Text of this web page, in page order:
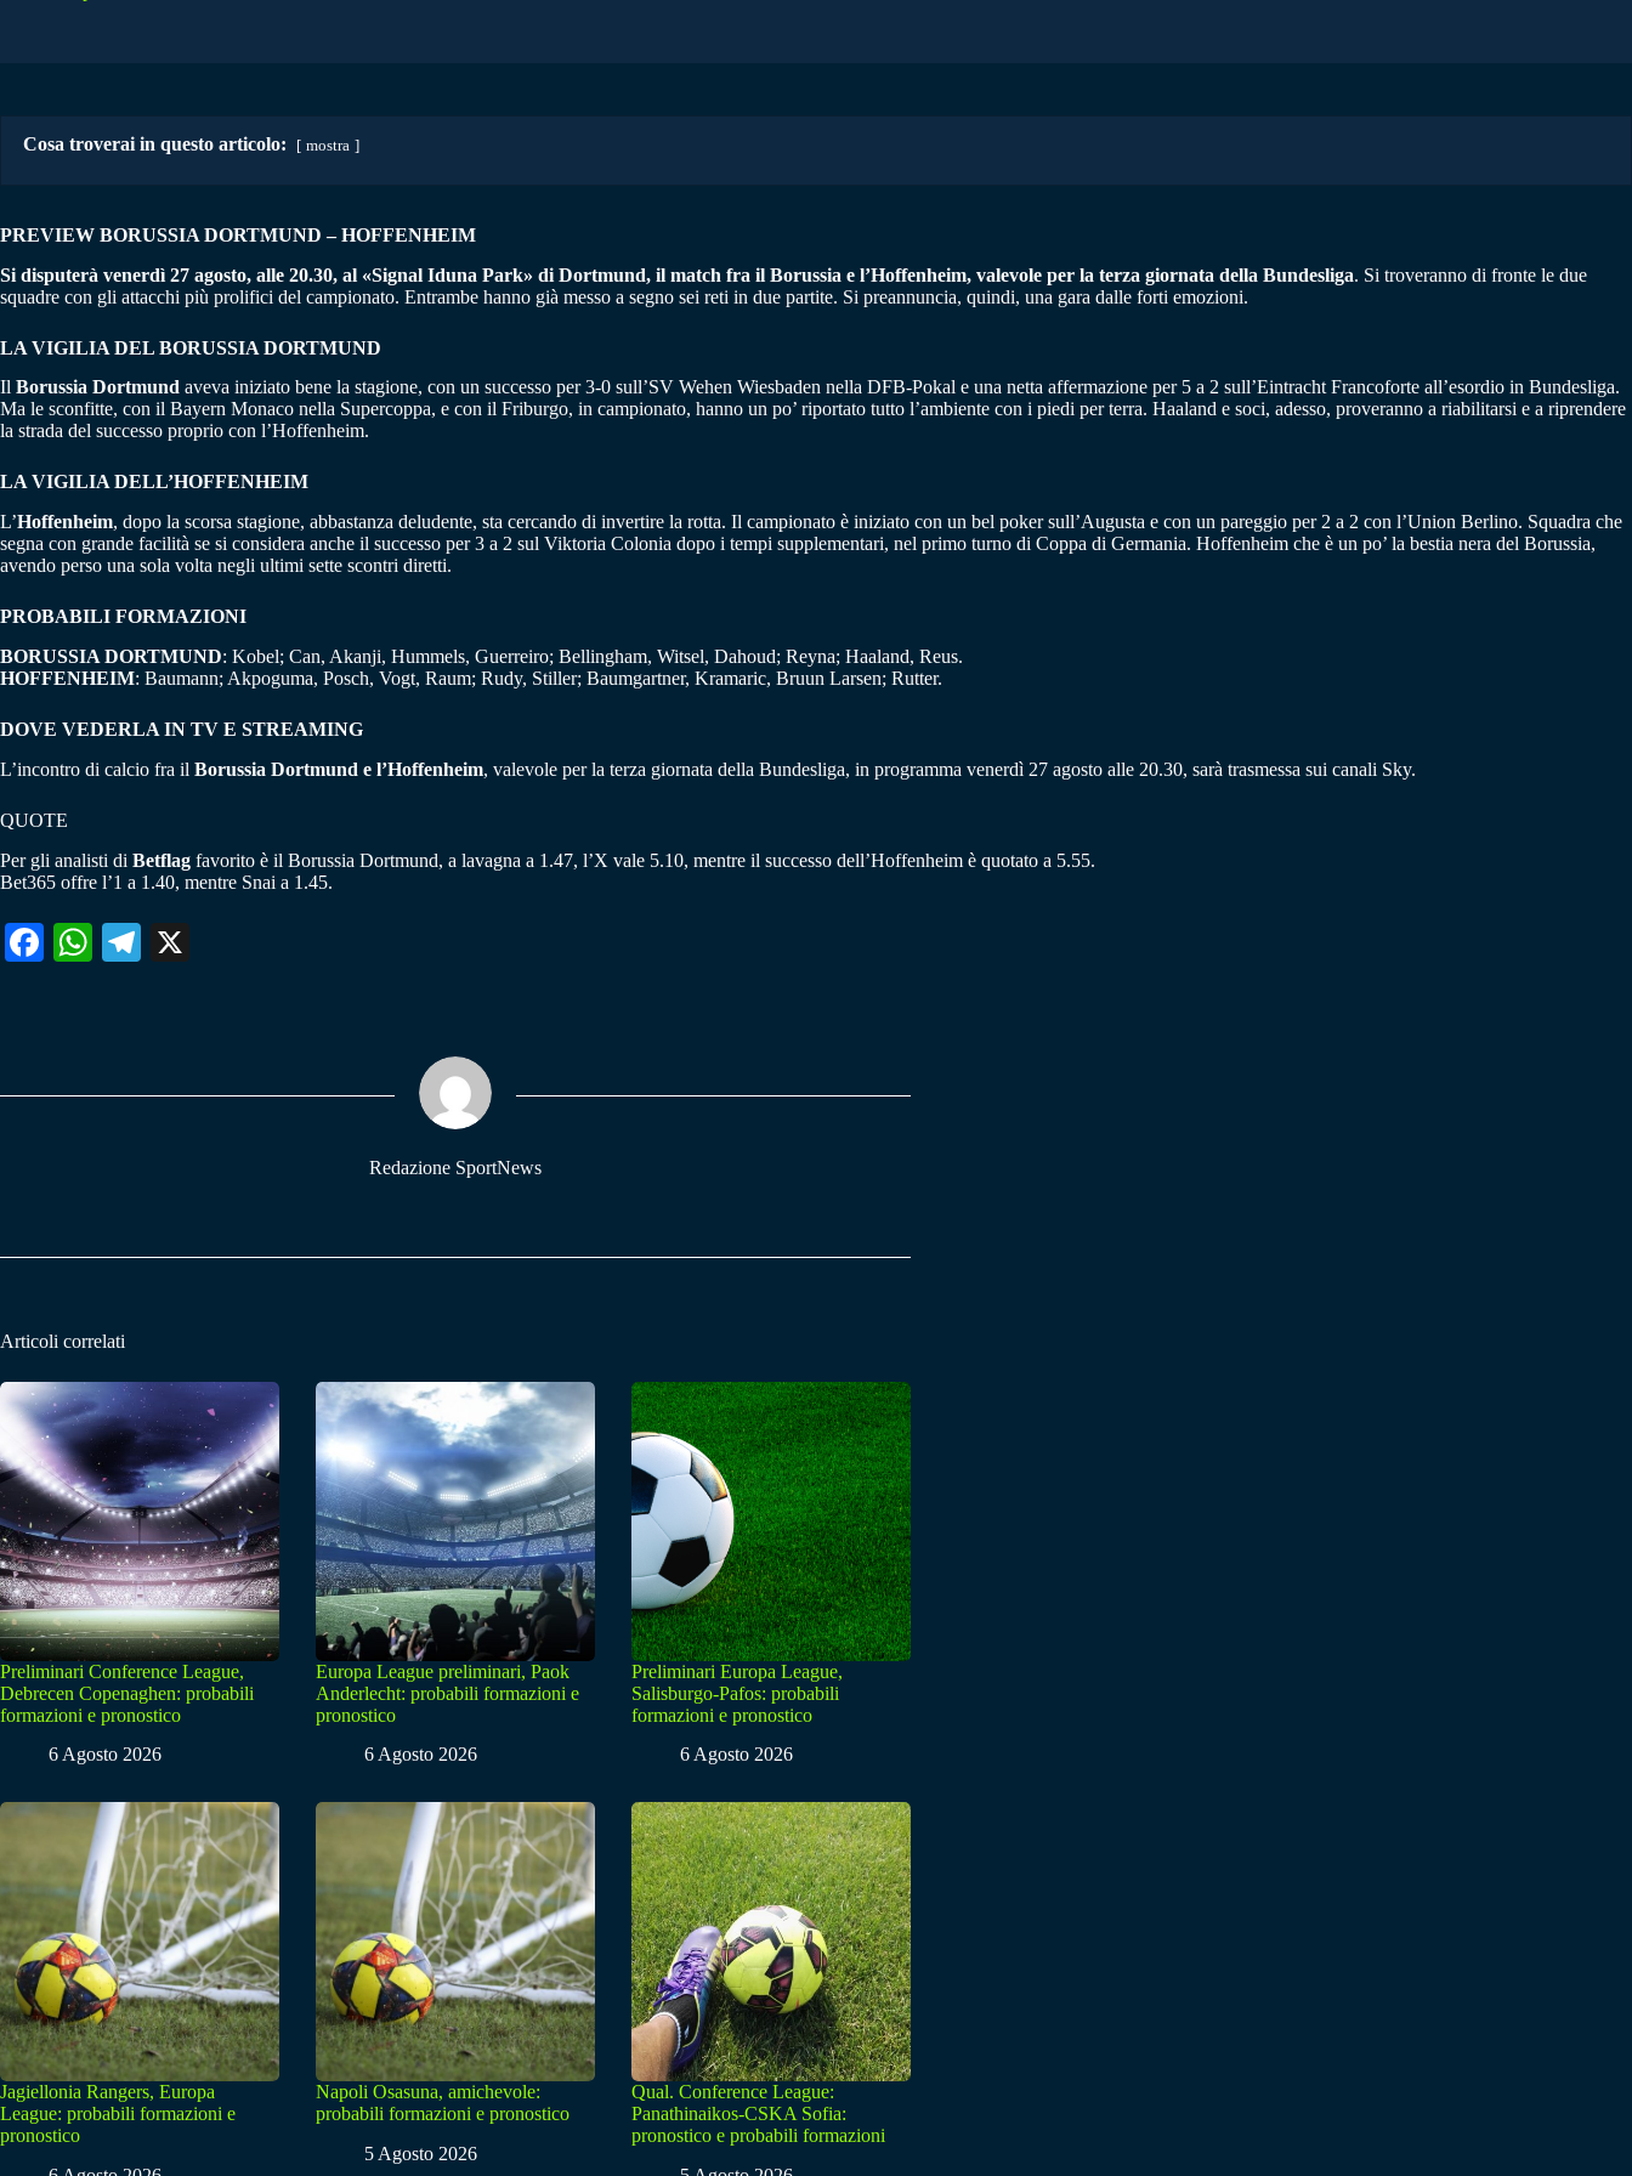
Cosa troverai in questo articolo: mostra
PREVIEW BORUSSIA DORTMUND – HOFFENHEIM
Si disputerà venerdì 27 agosto, alle 20.30, al «Signal Iduna Park» di Dortmund, il match fra il Borussia e l’Hoffenheim, valevole per la terza giornata della Bundesliga. Si troveranno di fronte le due
squadre con gli attacchi più prolifici del campionato. Entrambe hanno già messo a segno sei reti in due partite. Si preannuncia, quindi, una gara dalle forti emozioni.
LA VIGILIA DEL BORUSSIA DORTMUND
Il Borussia Dortmund aveva iniziato bene la stagione, con un successo per 3-0 sull’SV Wehen Wiesbaden nella DFB-Pokal e una netta affermazione per 5 a 2 sull’Eintracht Francoforte all’esordio in Bundesliga.
Ma le sconfitte, con il Bayern Monaco nella Supercoppa, e con il Friburgo, in campionato, hanno un po’ riportato tutto l’ambiente con i piedi per terra. Haaland e soci, adesso, proveranno a riabilitarsi e a riprendere
la strada del successo proprio con l’Hoffenheim.
LA VIGILIA DELL’HOFFENHEIM
L’Hoffenheim, dopo la scorsa stagione, abbastanza deludente, sta cercando di invertire la rotta. Il campionato è iniziato con un bel poker sull’Augusta e con un pareggio per 2 a 2 con l’Union Berlino. Squadra che
segna con grande facilità se si considera anche il successo per 3 a 2 sul Viktoria Colonia dopo i tempi supplementari, nel primo turno di Coppa di Germania. Hoffenheim che è un po’ la bestia nera del Borussia,
avendo perso una sola volta negli ultimi sette scontri diretti.
PROBABILI FORMAZIONI
BORUSSIA DORTMUND: Kobel; Can, Akanji, Hummels, Guerreiro; Bellingham, Witsel, Dahoud; Reyna; Haaland, Reus.
HOFFENHEIM: Baumann; Akpoguma, Posch, Vogt, Raum; Rudy, Stiller; Baumgartner, Kramaric, Bruun Larsen; Rutter.
DOVE VEDERLA IN TV E STREAMING
L’incontro di calcio fra il Borussia Dortmund e l’Hoffenheim, valevole per la terza giornata della Bundesliga, in programma venerdì 27 agosto alle 20.30, sarà trasmessa sui canali Sky.
QUOTE
Per gli analisti di Betflag favorito è il Borussia Dortmund, a lavagna a 1.47, l’X vale 5.10, mentre il successo dell’Hoffenheim è quotato a 5.55.
Bet365 offre l’1 a 1.40, mentre Snai a 1.45.
Fa W
pp
Te
m
Redazione SportNews
Articoli correlati
Preliminari Conference League,
Debrecen Copenaghen: probabili
formazioni e pronostico
6 Agosto 2026
Europa League preliminari, Paok
Anderlecht: probabili formazioni e
pronostico
6 Agosto 2026
Preliminari Europa League,
Salisburgo-Pafos: probabili
formazioni e pronostico
6 Agosto 2026
Jagiellonia Rangers, Europa
League: probabili formazioni e
pronostico
Napoli Osasuna, amichevole:
probabili formazioni e pronostico
5 Agosto 2026
Qual. Conference League:
Panathinaikos-CSKA Sofia:
pronostico e probabili formazioni